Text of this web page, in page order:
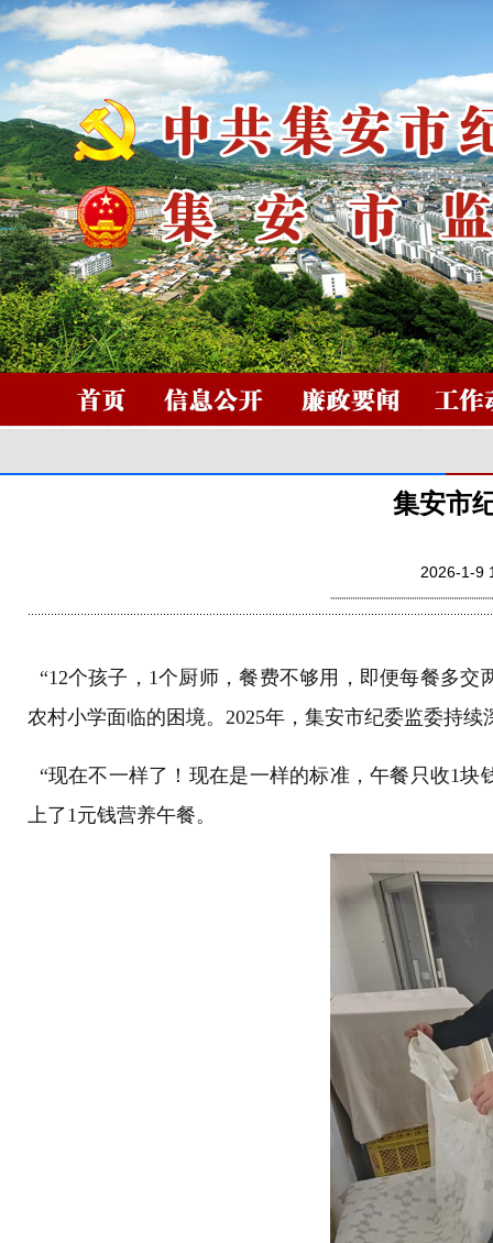
集安市
2026-1-
“12个孩子，1个厨师，餐费不够用，即便每餐多
农村小学面临的困境。2025年，集安市纪委监委持
“现在不一样了！现在是一样的标准，午餐只收1
上了1元钱营养午餐。